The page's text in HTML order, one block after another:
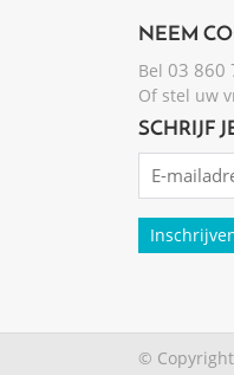
NEEM
Bel 03 860
Of stel uw
SCHRIJF
Emailadres
© Copyright